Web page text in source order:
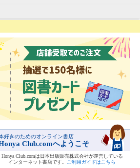
好きのためのオンライン書店
Club.comへようこそ
Honya Club.comは日本出版販売株式会社が運営している
インターネット書店です。
ご利用ガイドはこちら